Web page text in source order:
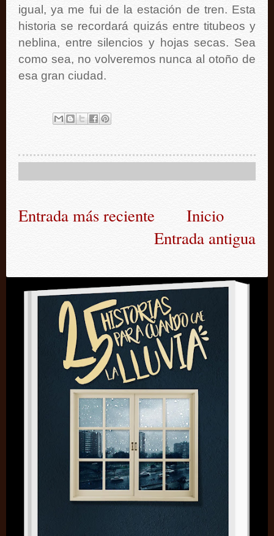
igual, ya me fui de la estación de tren. Esta
historia se recordará quizás entre titubeos y
neblina, entre silencios y hojas secas. Sea
como sea, no volveremos nunca al otoño de
esa gran ciudad.
Entrada más reciente
Entrada antigua
Inicio